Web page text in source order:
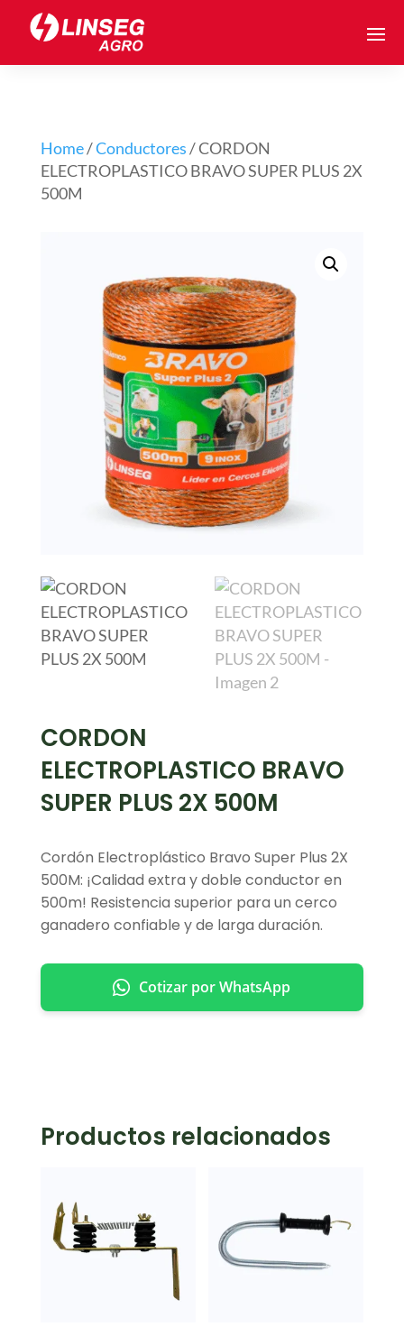
Home/Conductores/ CORDON
ELECTROPLASTICO BRAVO SUPER PLUS 2X
500M
CORDON
ELECTROPLASTICO BRAVO
SUPER PLUS 2X 500M
Cordón Electroplástico Bravo Super Plus 2X
500M: ¡Calidad extra y doble conductor en
500m! Resistencia superior para un cerco
ganadero confiable y de larga duración.
Cotizar por WhatsApp
Productos relacionados